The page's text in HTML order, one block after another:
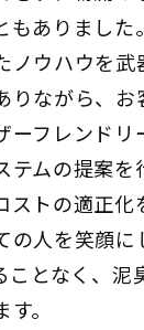
もありました
ノウハウを武
りながら、お
ーフレンドリ
テムの提案を
ストの適正化
の人を笑顔に
ことなく、泥
。